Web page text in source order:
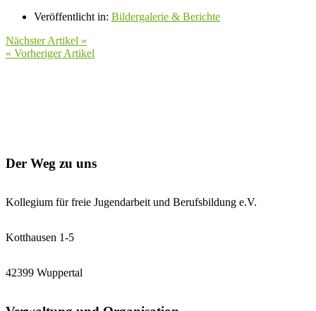
Veröffentlicht in: Bildergalerie & Berichte
Nächster Artikel »
« Vorheriger Artikel
Der Weg zu uns
Kollegium für freie Jugendarbeit und Berufsbildung e.V.
Kotthausen 1-5
42399 Wuppertal